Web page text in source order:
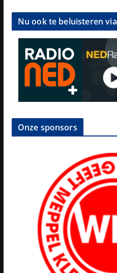
Nu ook te beluisteren via
Onze sponsors